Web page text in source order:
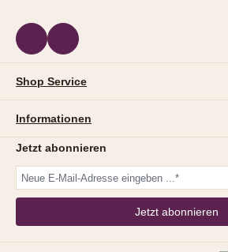
Shop Service
Informationen
Jetzt abonnieren
Jetzt abonnieren